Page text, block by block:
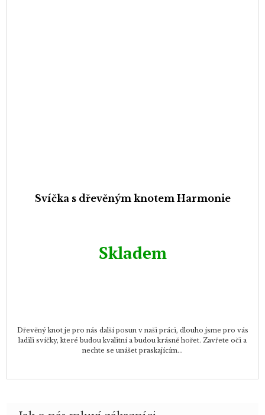
Svíčka s dřevěným knotem Harmonie
Skladem
Dřevěný knot je pro nás další posun v naši práci, dlouho jsme pro vás
ladili svíčky, které budou kvalitní a budou krásně hořet. Zavřete oči a
nechte se unášet praskajícím...